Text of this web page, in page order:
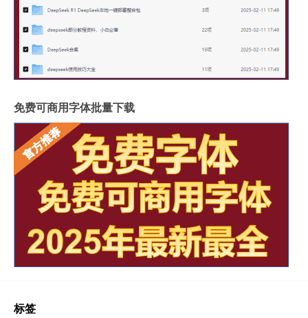
免费可商用字体批量下载
标签